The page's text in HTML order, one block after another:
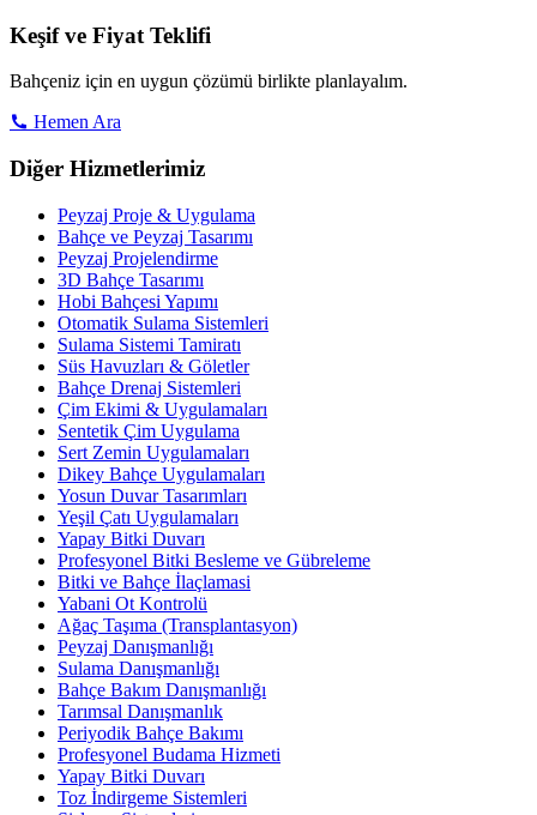
Keşif ve Fiyat Teklifi
Bahçeniz için en uygun çözümü birlikte planlayalım.
Hemen Ara
Diğer Hizmetlerimiz
Peyzaj Proje & Uygulama
Bahçe ve Peyzaj Tasarımı
Peyzaj Projelendirme
3D Bahçe Tasarımı
Hobi Bahçesi Yapımı
Otomatik Sulama Sistemleri
Sulama Sistemi Tamiratı
Süs Havuzları & Göletler
Bahçe Drenaj Sistemleri
Çim Ekimi & Uygulamaları
Sentetik Çim Uygulama
Sert Zemin Uygulamaları
Dikey Bahçe Uygulamaları
Yosun Duvar Tasarımları
Yeşil Çatı Uygulamaları
Yapay Bitki Duvarı
Profesyonel Bitki Besleme ve Gübreleme
Bitki ve Bahçe İlaçlamasi
Yabani Ot Kontrolü
Ağaç Taşıma (Transplantasyon)
Peyzaj Danışmanlığı
Sulama Danışmanlığı
Bahçe Bakım Danışmanlığı
Tarımsal Danışmanlık
Periyodik Bahçe Bakımı
Profesyonel Budama Hizmeti
Yapay Bitki Duvarı
Toz İndirgeme Sistemleri